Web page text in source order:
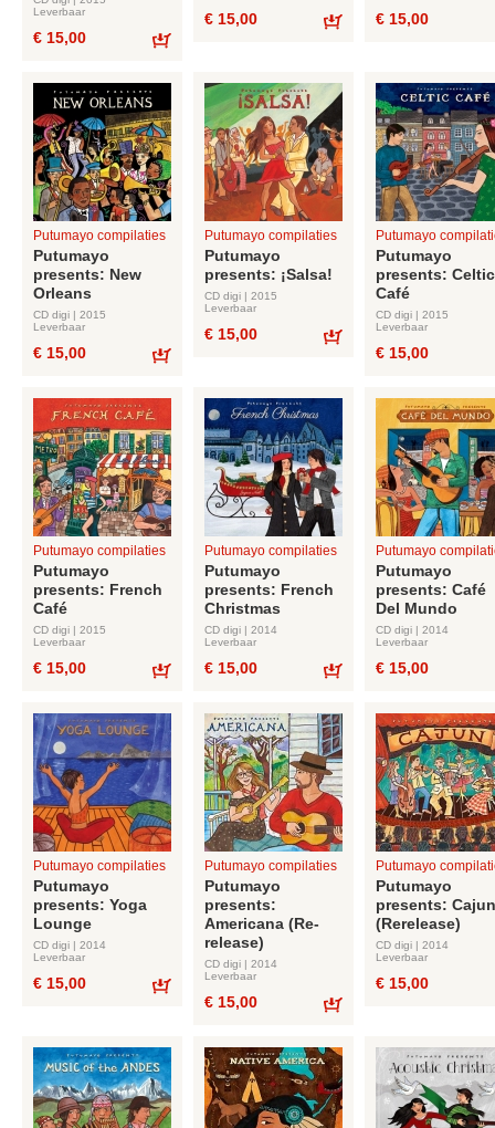
Leverbaar
€ 15,00
€ 15,00 € 15,00
Putumayo compilaties
Putumayo
presents: New
Orleans
CD digi | 2015
Leverbaar
€ 15,00
Putumayo compilaties
Putumayo
presents: ¡Salsa!
CD digi | 2015
Leverbaar
€ 15,00
Putumayo
Putumayo
presents: Celtic
Café
CD digi | 2015
Leverbaar
€ 15,00
Putumayo compilaties
Putumayo
presents: French
Café
CD digi | 2015
Leverbaar
€ 15,00
Putumayo compilaties
Putumayo
presents: French
Christmas
CD digi | 2014
Leverbaar
€ 15,00
Putumayo
Putumayo
presents: Café
Del Mundo
CD digi | 2014
Leverbaar
€ 15,00
Putumayo compilaties
Putumayo
presents: Yoga
Lounge
CD digi | 2014
Leverbaar
€ 15,00
Putumayo compilaties
Putumayo
presents:
Americana (Re-
release)
CD digi | 2014
Leverbaar
€ 15,00
Putumayo
Putumayo
presents: Cajun
(Rerelease)
CD digi | 2014
Leverbaar
€ 15,00